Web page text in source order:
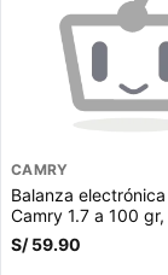
CAMRY
Balanza
Camry 1.7 a 100
S/ 59.90